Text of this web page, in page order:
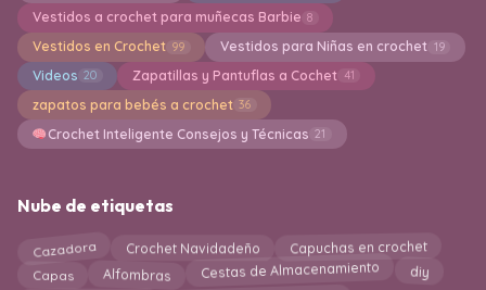
Vestidos a crochet para muñecas Barbie 8
Vestidos en Crochet 99 Vestidos para Niñas en crochet 19
Videos 20 Zapatillas y Pantuflas a Cochet 41
zapatos para bebés a crochet 36
Crochet Inteligente Consejos y Técnicas 21
Nube de etiquetas
Cazadora Crochet Navidadeño Capuchas en crochet
Capas Alfombras Cestas de Almacenamiento diy